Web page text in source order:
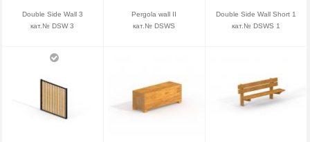
Double Side Wall 3
кат.№ DSW 3
Pergola wall II
кат.№ DSWS
Double Side Wall Short 1
кат.№ DSWS 1